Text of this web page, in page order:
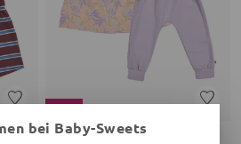
bei Baby-Sweets